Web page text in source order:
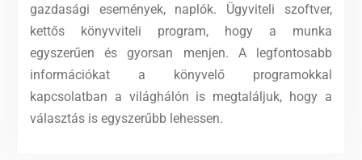
gazdasági események, naplók. Ügyviteli szoftver,
kettős könyvviteli program, hogy a munka
egyszerűen és gyorsan menjen. A legfontosabb
információkat a könyvelő programokkal
kapcsolatban a világhálón is megtaláljuk, hogy a
választás is egyszerűbb lehessen.